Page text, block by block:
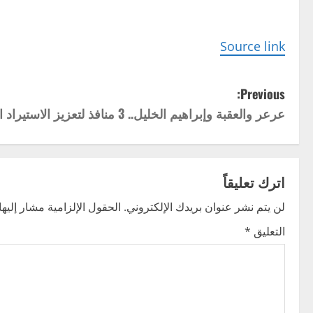
Source link
P
o
s
t
n
a
Previous:
عرعر والعقبة وإبراهيم الخليل.. 3 منافذ لتعزيز الاستيراد الغذائي
اترك تعليقاً
لن يتم نشر عنوان بريدك الإلكتروني. الحقول الإلزامية مشار
التعليق *